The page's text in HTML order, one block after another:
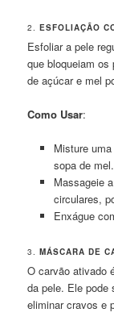
2.ESFOLIAÇÃO
Esfoliar a pele
que bloqueiam
de açúcar e mel
Como Usar:
Misture
sopa de mel.
Massageie
circulares,
Enxágue
3.MÁSCARA DE
O carvão ativado
da pele. Ele pode
eliminar cravos e